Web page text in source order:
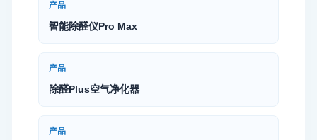
产品
智能除醛仪Pro Max
产品
除醛Plus空气净化器
产品